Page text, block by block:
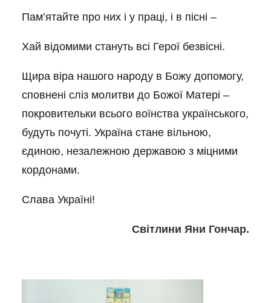
Пам’ятайте про них і у праці, і в пісні –
Хай відомими стануть всі Герої безвісні.
Щира віра нашого народу в Божу допомогу,
сповнені сліз молитви до Божої Матері –
покровительки всього воїнства українського,
будуть почуті. Україна стане вільною,
єдиною, незалежною державою з міцними
кордонами.
Слава Україні!
Світлини Яни Гончар.